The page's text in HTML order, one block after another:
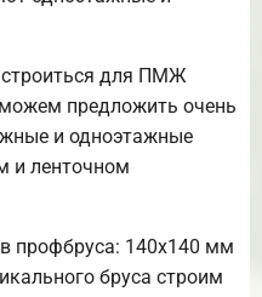
строиться для ПМЖ
предложить очень
и одноэтажные
и ленточном
профбруса: 140х140 мм
бруса строим